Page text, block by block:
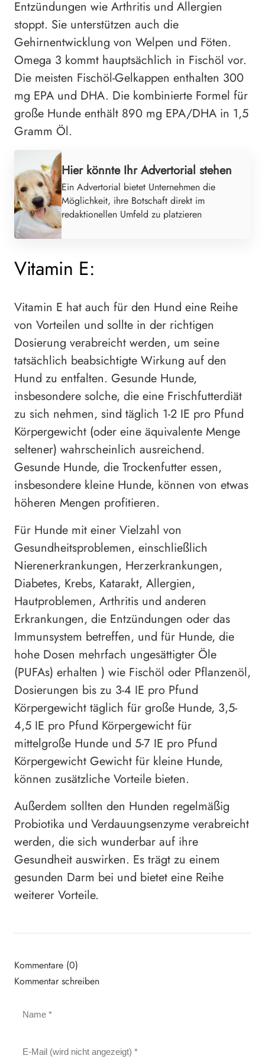
Entzündungen wie Arthritis und Allergien
stoppt. Sie unterstützen auch die
Gehirnentwicklung von Welpen und Föten.
Omega 3 kommt hauptsächlich in Fischöl vor.
Die meisten Fischöl-Gelkappen enthalten 300
mg EPA und DHA. Die kombinierte Formel für
große Hunde enthält 890 mg EPA/DHA in 1,5
Gramm Öl.
Hier könnte Ihr Advertorial stehen
Ein Advertorial bietet Unternehmen die
Möglichkeit, ihre Botschaft direkt im
redaktionellen Umfeld zu platzieren
Vitamin E:
Vitamin E hat auch für den Hund eine Reihe
von Vorteilen und sollte in der richtigen
Dosierung verabreicht werden, um seine
tatsächlich beabsichtigte Wirkung auf den
Hund zu entfalten. Gesunde Hunde,
insbesondere solche, die eine Frischfutterdiät
zu sich nehmen, sind täglich 1-2 IE pro Pfund
Körpergewicht (oder eine äquivalente Menge
seltener) wahrscheinlich ausreichend.
Gesunde Hunde, die Trockenfutter essen,
insbesondere kleine Hunde, können von etwas
höheren Mengen profitieren.
Für Hunde mit einer Vielzahl von
Gesundheitsproblemen, einschließlich
Nierenerkrankungen, Herzerkrankungen,
Diabetes, Krebs, Katarakt, Allergien,
Hautproblemen, Arthritis und anderen
Erkrankungen, die Entzündungen oder das
Immunsystem betreffen, und für Hunde, die
hohe Dosen mehrfach ungesättigter Öle
(PUFAs) erhalten ) wie Fischöl oder Pflanzenöl,
Dosierungen bis zu 3-4 IE pro Pfund
Körpergewicht täglich für große Hunde, 3,5-
4,5 IE pro Pfund Körpergewicht für
mittelgroße Hunde und 5-7 IE pro Pfund
Körpergewicht Gewicht für kleine Hunde,
können zusätzliche Vorteile bieten.
Außerdem sollten den Hunden regelmäßig
Probiotika und Verdauungsenzyme verabreicht
werden, die sich wunderbar auf ihre
Gesundheit auswirken. Es trägt zu einem
gesunden Darm bei und bietet eine Reihe
weiterer Vorteile.
Kommentare (0)
Kommentar schreiben